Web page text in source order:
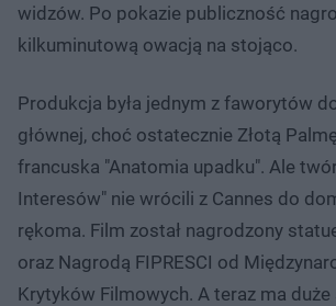
widzów. Po pokazie publiczność
kilkuminutową owacją na stojąco.
Produkcja była jednym z faworytów
głównej, choć ostatecznie Złotą
francuska "Anatomia upadku". Ale
Interesów" nie wrócili z Cannes do
rękoma. Film został nagrodzony
oraz Nagrodą FIPRESCI od
Krytyków Filmowych. A teraz ma duże